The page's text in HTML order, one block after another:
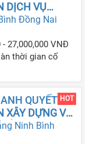
DỊCH VỤ
HUY
Đồng Nai
27,000,000 VNĐ
thời gian cố
QUYẾT
XÂY DỰNG VÀ
NAM
Ninh Bình
HOT